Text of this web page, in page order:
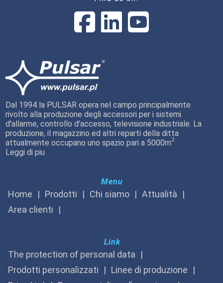
Dal 1994 la PULSAR opera nel campo principalmente
rivolto alla produzione degli accessori per i sistemi
d'allarme, controllo d'accesso, televisione industriale. La
produzione, il magazzino ed altri reparti della ditta
attualmente occupano uno spazio pari a 5000m2
Leggi di piu
Menu
Home Prodotti Chi siamo
Attualità
Area clienti
Link
The protection of personal data
Prodotti personalizzati
Linee di produzione